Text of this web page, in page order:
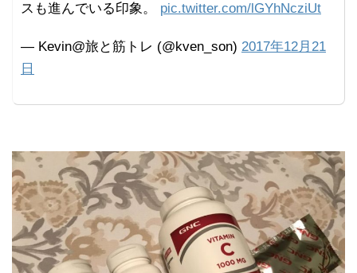
スも進んでいる印象。 pic.twitter.com/lGYhNcziUt
— Kevin@旅と筋トレ (@kven_son) 2017年12月21
日